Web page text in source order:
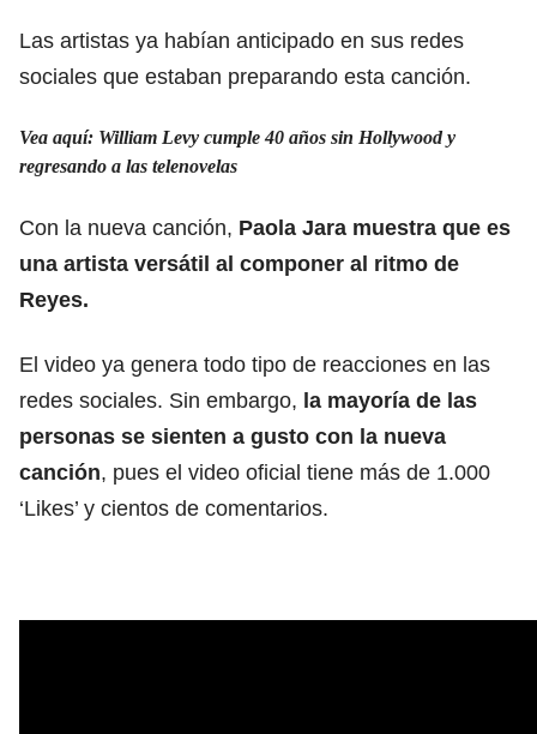
Las artistas ya habían anticipado en sus redes
sociales que estaban preparando esta canción.
Vea aquí: William Levy cumple 40 años sin Hollywood y
regresando a las telenovelas
Con la nueva canción, Paola Jara muestra que es
una artista versátil al componer al ritmo de
Reyes.
El video ya genera todo tipo de reacciones en las
redes sociales. Sin embargo, la mayoría de las
personas se sienten a gusto con la nueva
canción, pues el video oficial tiene más de 1.000
‘Likes’ y cientos de comentarios.